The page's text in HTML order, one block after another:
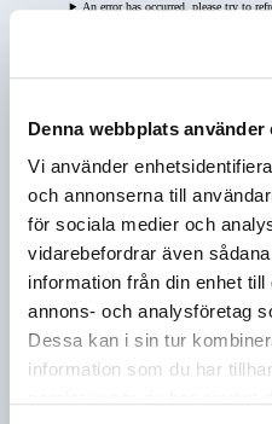
Denna webbplats använder
Vi använder
och annonserna till
för sociala medier och
vidarebefordrar även
information från din enhet
annons- och analysföretag
Dessa kan i sin tur
information som du har
An error has occurred, please try to